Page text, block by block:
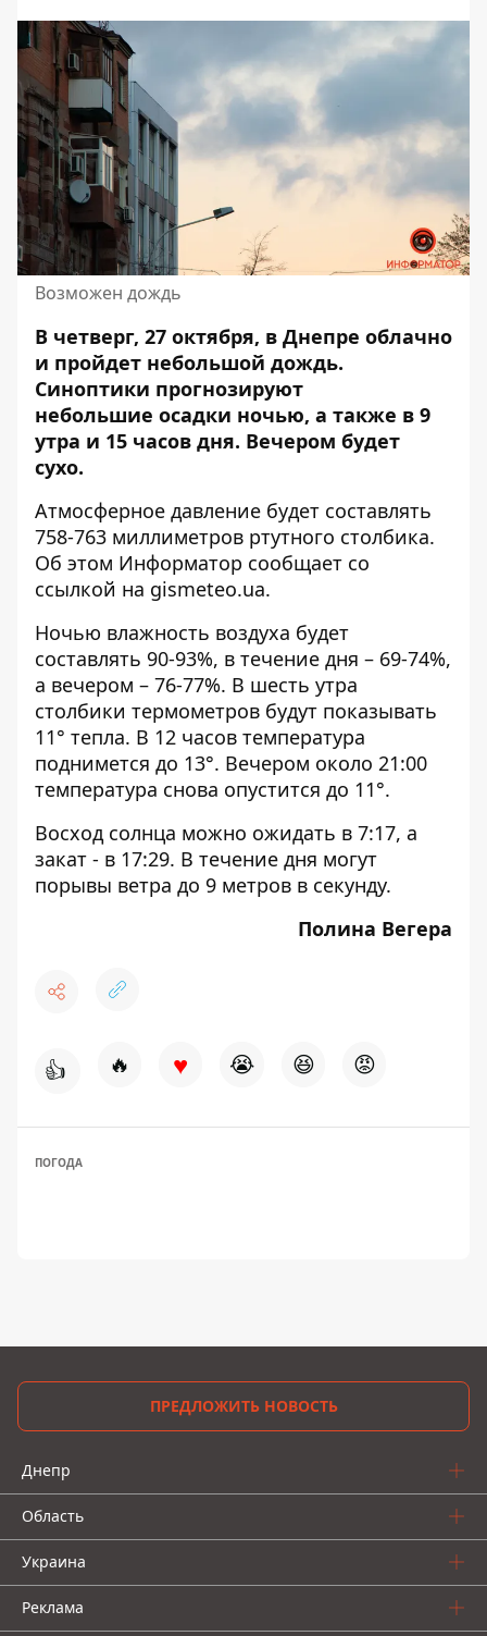
Возможен дождь
В четверг, 27 октября, в Днепре облачно
и пройдет небольшой дождь.
Синоптики прогнозируют
небольшие осадки ночью, а также в 9
утра и 15 часов дня. Вечером будет
сухо.
Атмосферное давление будет составлять
758-763 миллиметров ртутного столбика.
Об этом Информатор сообщает со
ссылкой на gismeteo.ua.
Ночью влажность воздуха будет
составлять 90-93%, в течение дня – 69-74%,
а вечером – 76-77%. В шесть утра
столбики термометров будут показывать
11° тепла. В 12 часов температура
поднимется до 13°. Вечером около 21:00
температура снова опустится до 11°.
Восход солнца можно ожидать в 7:17, а
закат - в 17:29. В течение дня могут
порывы ветра до 9 метров в секунду.
Полина Вегера
👍 🔥 ♥ 😭 😆 😡
ПОГОДА
ПРЕДЛОЖИТЬ НОВОСТЬ
Днепр
Область
Украина
Реклама